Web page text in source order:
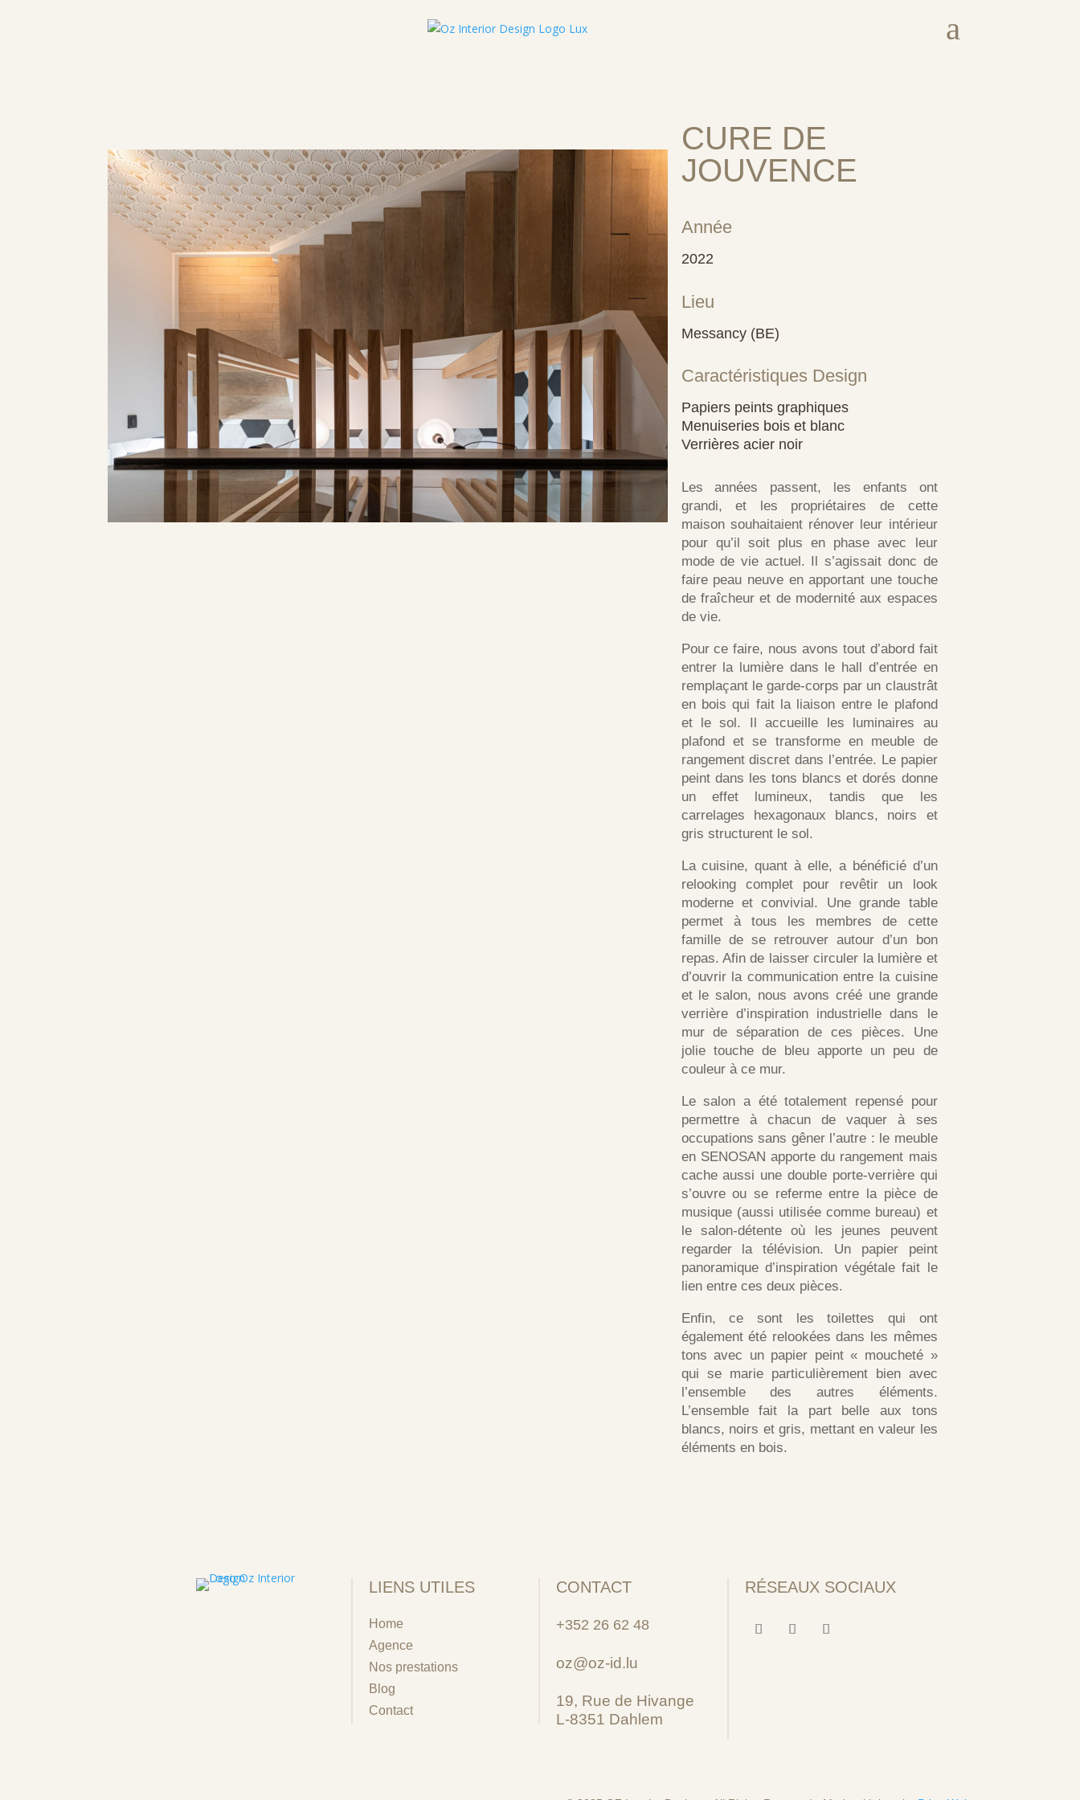
a
CURE DE
JOUVENCE
Année
2022
Lieu
Messancy (BE)
Caractéristiques Design
Papiers peints graphiques
Menuiseries bois et blanc
Verrières acier noir
Les années passent, les enfants ont
grandi, et les propriétaires de cette
maison souhaitaient rénover leur intérieur
pour qu’il soit plus en phase avec leur
mode de vie actuel. Il s’agissait donc de
faire peau neuve en apportant une touche
de fraîcheur et de modernité aux espaces
de vie.
Pour ce faire, nous avons tout d’abord fait
entrer la lumière dans le hall d’entrée en
remplaçant le garde-corps par un claustrât
en bois qui fait la liaison entre le plafond
et le sol. Il accueille les luminaires au
plafond et se transforme en meuble de
rangement discret dans l’entrée. Le papier
peint dans les tons blancs et dorés donne
un effet lumineux, tandis que les
carrelages hexagonaux blancs, noirs et
gris structurent le sol.
La cuisine, quant à elle, a bénéficié d’un
relooking complet pour revêtir un look
moderne et convivial. Une grande table
permet à tous les membres de cette
famille de se retrouver autour d’un bon
repas. Afin de laisser circuler la lumière et
d’ouvrir la communication entre la cuisine
et le salon, nous avons créé une grande
verrière d’inspiration industrielle dans le
mur de séparation de ces pièces. Une
jolie touche de bleu apporte un peu de
couleur à ce mur.
Le salon a été totalement repensé pour
permettre à chacun de vaquer à ses
occupations sans gêner l’autre : le meuble
en SENOSAN apporte du rangement mais
cache aussi une double porte-verrière qui
s’ouvre ou se referme entre la pièce de
musique (aussi utilisée comme bureau) et
le salon-détente où les jeunes peuvent
regarder la télévision. Un papier peint
panoramique d’inspiration végétale fait le
lien entre ces deux pièces.
Enfin, ce sont les toilettes qui ont
également été relookées dans les mêmes
tons avec un papier peint « moucheté »
qui se marie particulièrement bien avec
l’ensemble des autres éléments.
L’ensemble fait la part belle aux tons
blancs, noirs et gris, mettant en valeur les
éléments en bois.
LIENS UTILES
Home
Agence
Nos prestations
Blog
Contact
CONTACT
+352 26 62 48
oz@oz-id.lu
19, Rue de Hivange
L-8351 Dahlem
RÉSEAUX SOCIAUX